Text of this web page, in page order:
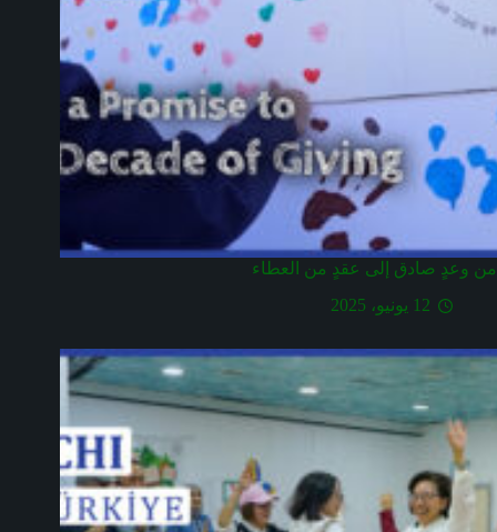
من وعدٍ صادق إلى عقدٍ من العطاء
12 يونيو، 2025